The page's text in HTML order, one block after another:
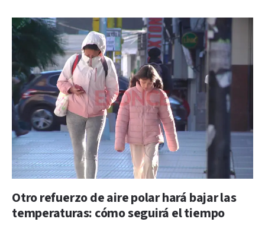
Otro refuerzo de aire polar hará bajar las
temperaturas: cómo seguirá el tiempo